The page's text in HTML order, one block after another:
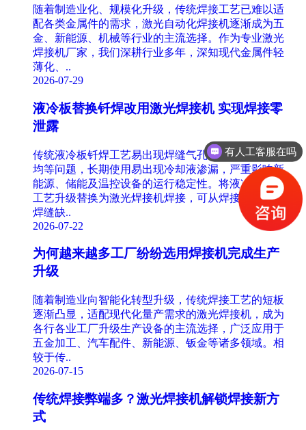
随着制造业化、规模化升级，传统焊接工艺已难以适
配各类金属件的需求，激光自动化焊接机逐渐成为五
金、新能源、机械等行业的主流选择。作为专业激光
焊接机厂家，我们深耕行业多年，深知现代金属件轻
薄化、..
2026-07-29
液冷板替换钎焊改用激光焊接机 实现焊接零
泄露
传统液冷板钎焊工艺易出现焊缝气孔、虚焊、缝隙不
均等问题，长期使用易出现冷却液渗漏，严重影响新
能源、储能及温控设备的运行稳定性。将液冷板焊接
工艺升级替换为激光焊接机焊接，可从焊接根源解决
焊缝缺..
2026-07-22
为何越来越多工厂纷纷选用焊接机完成生产
升级
随着制造业向智能化转型升级，传统焊接工艺的短板
逐渐凸显，适配现代化量产需求的激光焊接机，成为
各行各业工厂升级生产设备的主流选择，广泛应用于
五金加工、汽车配件、新能源、钣金等诸多领域。相
较于传..
2026-07-15
传统焊接弊端多？激光焊接机解锁焊接新方
式
有人工客服在吗